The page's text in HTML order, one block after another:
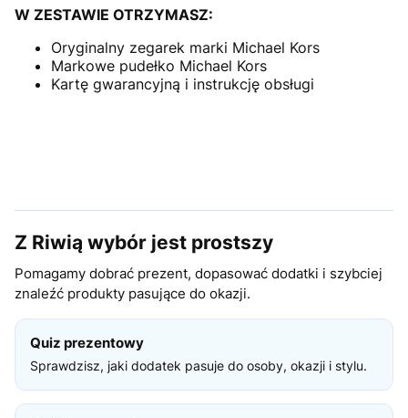
W ZESTAWIE OTRZYMASZ:
Oryginalny zegarek marki Michael Kors
Markowe pudełko Michael Kors
Kartę gwarancyjną i instrukcję obsługi
Z Riwią wybór jest prostszy
Pomagamy dobrać prezent, dopasować dodatki i szybciej
znaleźć produkty pasujące do okazji.
Quiz prezentowy
Sprawdzisz, jaki dodatek pasuje do osoby, okazji i stylu.